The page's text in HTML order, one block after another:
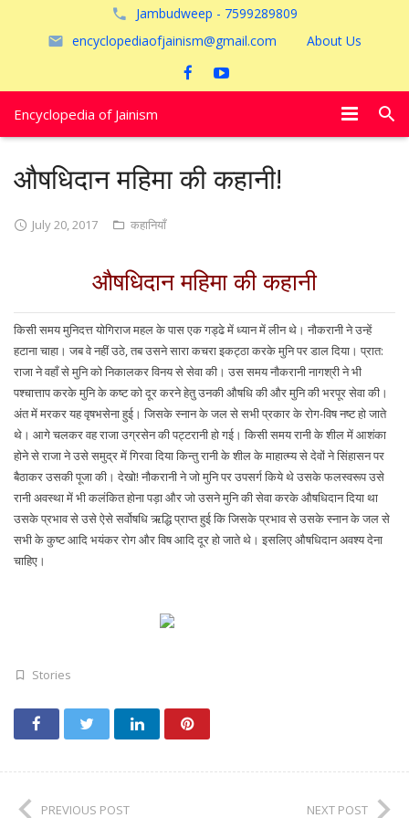
Jambudweep - 7599289809
encyclopediaofjainism@gmail.com
About Us
Encyclopedia of Jainism
औषधिदान महिमा की कहानी!
July 20, 2017 कहानियाँ
औषधिदान महिमा की कहानी
किसी समय मुनिदत्त योगिराज महल के पास एक गड्ढे में ध्यान में लीन थे। नौकरानी ने उन्हें
हटाना चाहा। जब वे नहीं उठे, तब उसने सारा कचरा इकट्ठा करके मुनि पर डाल दिया। प्रात:
राजा ने वहाँ से मुनि को निकालकर विनय से सेवा की। उस समय नौकरानी नागश्री ने भी
पश्चात्ताप करके मुनि के कष्ट को दूर करने हेतु उनकी औषधि की और मुनि की भरपूर सेवा की।
अंत में मरकर यह वृषभसेना हुई। जिसके स्नान के जल से सभी प्रकार के रोग-विष नष्ट हो जाते
थे। आगे चलकर वह राजा उग्रसेन की पट्टरानी हो गई। किसी समय रानी के शील में आशंका
होने से राजा ने उसे समुद्र में गिरवा दिया किन्तु रानी के शील के माहात्म्य से देवों ने सिंहासन पर
बैठाकर उसकी पूजा की। देखो! नौकरानी ने जो मुनि पर उपसर्ग किये थे उसके फलस्वरूप उसे
रानी अवस्था में भी कलंकित होना पड़ा और जो उसने मुनि की सेवा करके औषधिदान दिया था
उसके प्रभाव से उसे ऐसे सर्वोषधि ऋद्धि प्राप्त हुई कि जिसके प्रभाव से उसके स्नान के जल से
सभी के कुष्ट आदि भयंकर रोग और विष आदि दूर हो जाते थे। इसलिए औषधिदान अवश्य देना
चाहिए।
Stories
PREVIOUS POST NEXT POST